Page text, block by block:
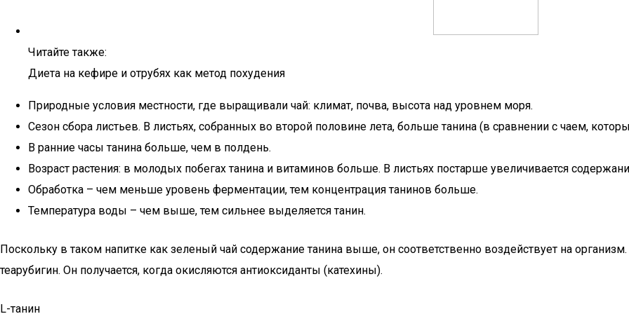
Читайте также:
Диета на кефире и отрубях как метод похудения
Природные условия местности, где выращивали чай: климат, почва, высота над уровнем моря.
Сезон сбора листьев. В листьях, собранных во второй половине лета, больше танина (в сравнении с чаем,
В ранние часы танина больше, чем в полдень.
Возраст растения: в молодых побегах танина и витаминов больше. В листьях постарше увеличивается
Обработка – чем меньше уровень ферментации, тем концентрация танинов больше.
Температура воды – чем выше, тем сильнее выделяется танин.
Поскольку в таком напитке как зеленый чай содержание танина выше, он соответственно воздействует на
теарубигин. Он получается, когда окисляются антиоксиданты (катехины).
L-танин